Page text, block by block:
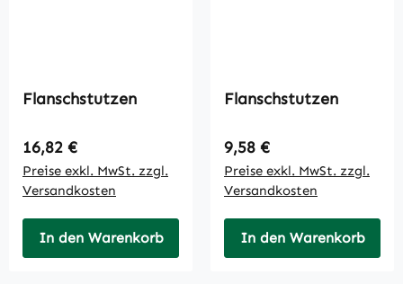
Flanschstutzen
Regulärer Preis:
16,82 €
Preise exkl. MwSt. zzgl.
Versandkosten
In den Warenkorb
Flanschstutzen
Regulärer Preis:
9,58 €
Preise exkl. MwSt. zzgl.
Versandkosten
In den Warenkorb